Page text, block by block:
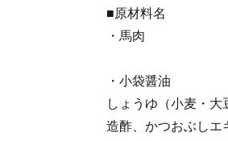
■原材料名
・馬肉
・小袋醤油
しょうゆ（小麦・
造酢、かつおぶしエ